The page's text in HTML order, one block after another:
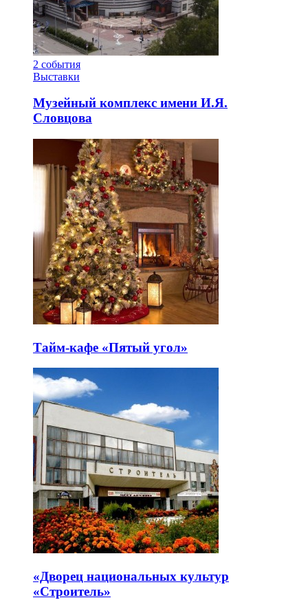
2 события
Выставки
Музейный комплекс имени И.Я.
Словцова
Тайм-кафе «Пятый угол»
«Дворец национальных культур
«Строитель»